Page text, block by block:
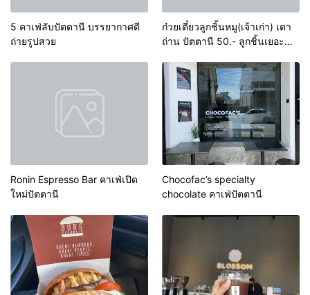
5 คาเฟ่ลับปัตตานี บรรยากาศดี
ถ่ายรูปสวย
ก๋วยเตี๋ยวลูกชิ้นหมู(เจ้าเก่า) เตา
ถ่าน ปัตตานี 50.- ลูกชิ้นเยอะ
Ronin Espresso Bar คาเฟ่เปิด
ใหม่ปัตตานี
Chocofac’s specialty
chocolate คาเฟ่ปัตตานี